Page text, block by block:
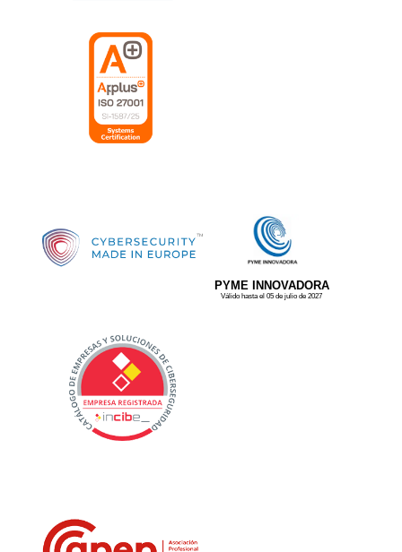
PYME INNOVADORA
Válido hasta el 05 de julio de 2027